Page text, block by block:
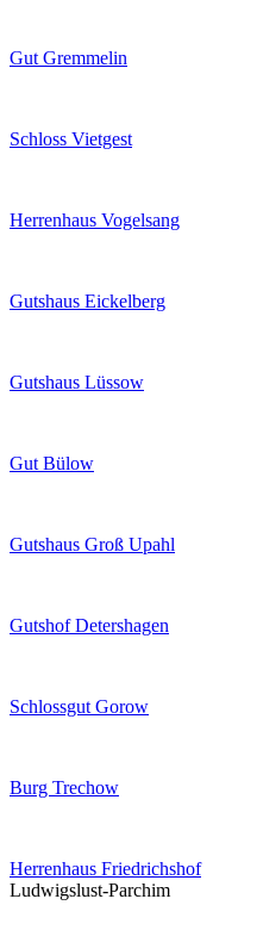
Gut Gremmelin
Schloss Vietgest
Herrenhaus Vogelsang
Gutshaus Eickelberg
Gutshaus Lüssow
Gut Bülow
Gutshaus Groß Upahl
Gutshof Detershagen
Schlossgut Gorow
Burg Trechow
Herrenhaus Friedrichshof
Ludwigslust-Parchim